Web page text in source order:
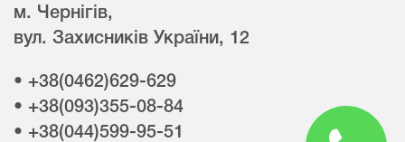
м. Чернігів,
вул. Захисників України, 12
• +38(0462)629-629
• +38(093)355-08-84
• +38(044)599-95-51